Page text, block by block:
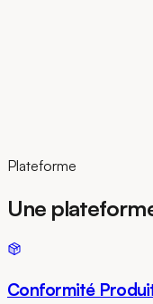
Plateforme
Une
Conformité